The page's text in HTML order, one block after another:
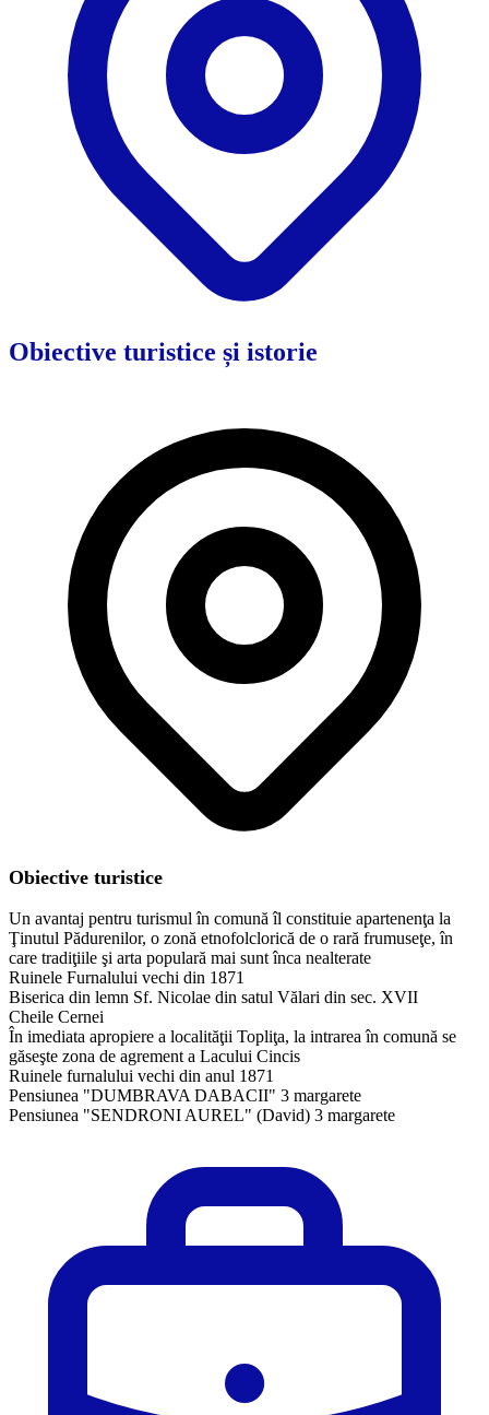
Obiective turistice și istorie
Obiective turistice
Un avantaj pentru turismul în comună îl constituie apartenenţa la
Ţinutul Pădurenilor, o zonă etnofolclorică de o rară frumuseţe, în
care tradiţiile şi arta populară mai sunt înca nealterate
Ruinele Furnalului vechi din 1871
Biserica din lemn Sf. Nicolae din satul Vălari din sec. XVII
Cheile Cernei
În imediata apropiere a localităţii Topliţa, la intrarea în comună se
găseşte zona de agrement a Lacului Cincis
Ruinele furnalului vechi din anul 1871
Pensiunea "DUMBRAVA DABACII" 3 margarete
Pensiunea "SENDRONI AUREL" (David) 3 margarete